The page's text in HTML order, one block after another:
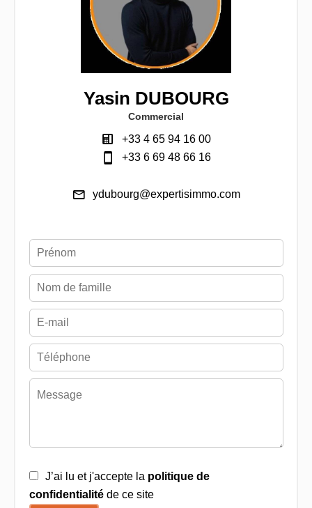
Yasin DUBOURG
Commercial
+33 4 65 94 16 00
+33 6 69 48 66 16
ydubourg@expertisimmo.com
J’ai lu et j'accepte la politique de
confidentialitéde ce site